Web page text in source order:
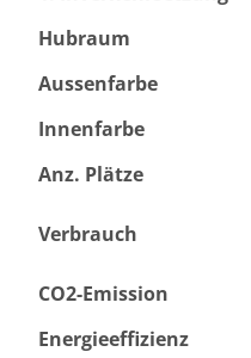
Hubraum
Aussenfarbe
Innenfarbe
Anz. Plätze
Verbrauch
CO2-Emission
Energieeffizienz